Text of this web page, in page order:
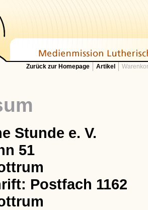
Zurück zur Homepage Artikel
Stunde e. V.
51
Postfach 1162